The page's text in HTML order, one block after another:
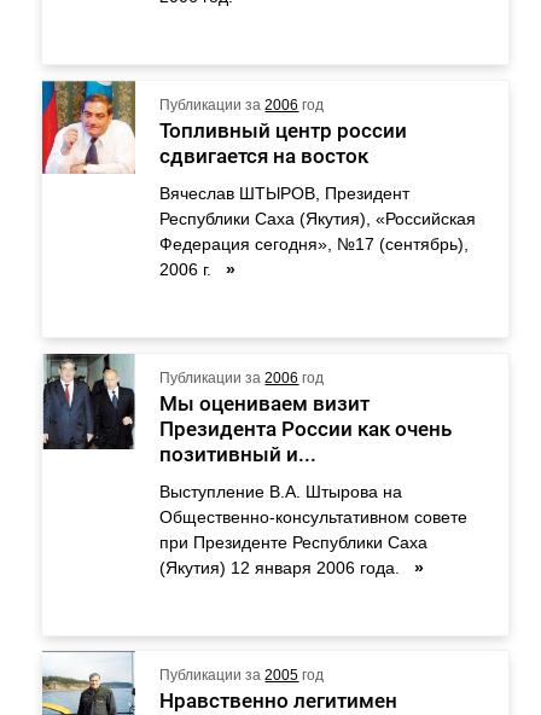
Публикации за2006 год
Топливный центр россии
сдвигается на восток
Вячеслав ШТЫРОВ, Президент
Республики Саха (Якутия), «Российская
Федерация сегодня», №17 (сентябрь),
2006 г.»
Публикации за2006 год
Мы оцениваем визит
Президента России как очень
позитивный и...
Выступление В.А. Штырова на
Общественно-консультативном совете
при Президенте Республики Саха
(Якутия) 12 января 2006 года.»
Публикации за2005 год
Нравственно легитимен